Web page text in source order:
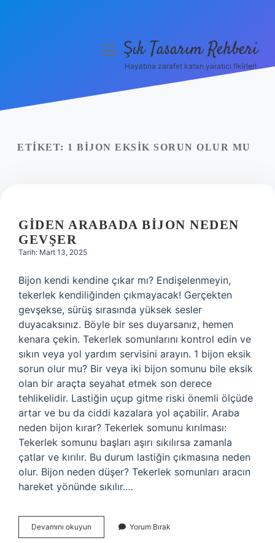
Yasal Uyarı
menüyüŞık Tasarım Rehberi
Hayatına zarafet katan yaratıcı fikirler!
ETIKET: 1 BIJON EKSIK SORUN OLUR MU
GIDEN ARABADA BIJON NEDEN
GEVŞER
Tarih: Mart 13, 2025
Bijon kendi kendine çıkar mı? Endişelenmeyin,
tekerlek kendiliğinden çıkmayacak! Gerçekten
gevşekse, sürüş sırasında yüksek sesler
duyacaksınız. Böyle bir ses duyarsanız, hemen
kenara çekin. Tekerlek somunlarını kontrol edin ve
sıkın veya yol yardım servisini arayın. 1 bijon eksik
sorun olur mu? Bir veya iki bijon somunu bile eksik
olan bir araçta seyahat etmek son derece
tehlikelidir. Lastiğin uçup gitme riski önemli ölçüde
artar ve bu da ciddi kazalara yol açabilir. Araba
neden bijon kırar? Tekerlek somunu kırılması:
Tekerlek somunu başları aşırı sıkılırsa zamanla
çatlar ve kırılır. Bu durum lastiğin çıkmasına neden
olur. Bijon neden düşer? Tekerlek somunları aracın
hareket yönünde sıkılır.…
Devamını okuyun
Arabada
Yorum Bırak